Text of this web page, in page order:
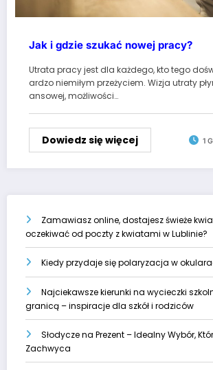
Jak i gdzie szukać nowej pracy?
Utrata pracy jest dla każdego, kto tego
ardzo niemiłym przeżyciem. Wizja utraty
ansowej, możliwości…
Dowiedz się więcej 1
Zamawiasz online, dostajesz świeże
oczekiwać od poczty z kwiatami w Lublinie?
Kiedy przydaje się polaryzacja w
Najciekawsze kierunki na wycieczki
granicą – inspiracje dla szkół i rodziców
Słodycze na Prezent – Idealny Wybór,
Zachwyca